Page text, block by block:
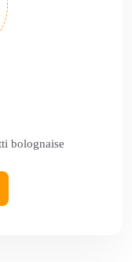
bolognaise